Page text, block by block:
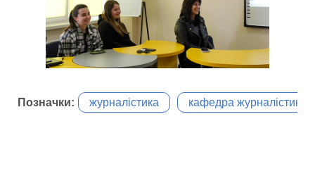
Позначки: журналістика кафедра журналістики